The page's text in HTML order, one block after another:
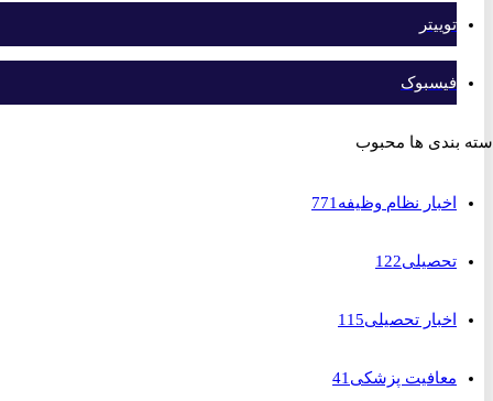
توییتر
فیسبوک
ها محبوب
اخبار نظام وظیفه771
تحصیلی122
اخبار تحصیلی115
معافیت پزشکی41